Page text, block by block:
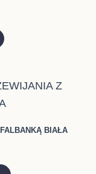
Opcje
na
stronie
produktuBIAŁA